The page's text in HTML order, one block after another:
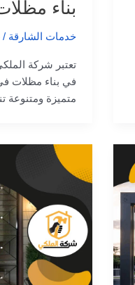
بناء
خدمات الشارقة /
تعتبر شركة
في بناء مظلات
متميزة ومتنوعة